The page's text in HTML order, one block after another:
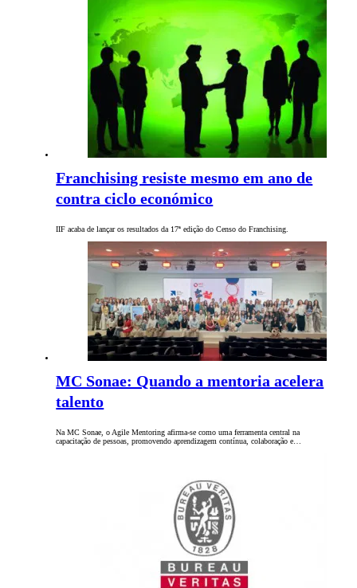
Franchising resiste mesmo em ano de
contra ciclo económico
IIF acaba de lançar os resultados da 17ª edição do Censo do Franchising.
MC Sonae: Quando a mentoria acelera
talento
Na MC Sonae, o Agile Mentoring afirma-se como uma ferramenta central na
capacitação de pessoas, promovendo aprendizagem contínua, colaboração e…